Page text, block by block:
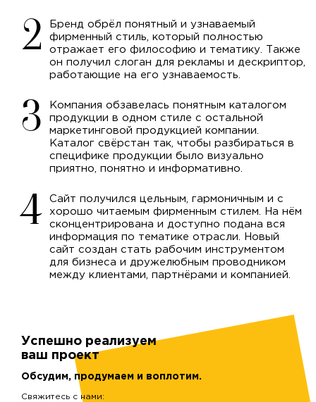
Бренд обрёл понятный и узнаваемый
фирменный стиль, который полностью
отражает его философию и тематику. Также
он получил слоган для рекламы и дескриптор,
работающие на его узнаваемость.
Компания обзавелась понятным каталогом
продукции в одном стиле с остальной
маркетинговой продукцией компании.
Каталог свёрстан так, чтобы разбираться в
специфике продукции было визуально
приятно, понятно и информативно.
Сайт получился цельным, гармоничным и с
хорошо читаемым фирменным стилем. На нём
сконцентрирована и доступно подана вся
информация по тематике отрасли. Новый
сайт создан стать рабочим инструментом
для бизнеса и дружелюбным проводником
между клиентами, партнёрами и компанией.
Успешно реализуем
ваш проект
Обсудим, продумаем и воплотим.
Свяжитесь с нами: